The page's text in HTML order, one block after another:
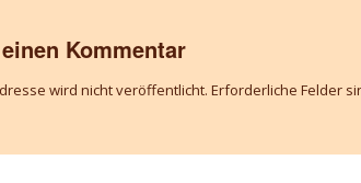
Kommentar
wird nicht veröffentlicht. Erforderliche Felder